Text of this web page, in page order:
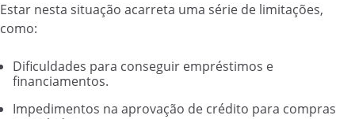
Estar nesta situação acarreta uma série de limitações,
como:
Dificuldades para conseguir empréstimos e
financiamentos.
Impedimentos na aprovação de crédito para compras